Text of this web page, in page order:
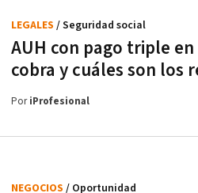
AUH con pago triple
cobra y cuáles son los
LEGALES / Seguridad social
PoriProfesional
NEGOCIOS / Oportunidad